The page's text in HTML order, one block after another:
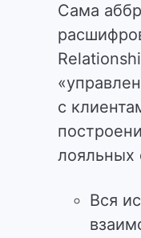
Сама
с
лояльных
Вся